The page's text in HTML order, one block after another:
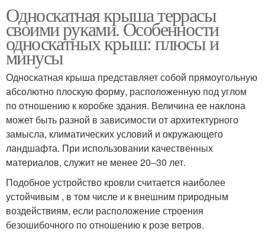
Односкатная крыша террасы
своими руками. Особенности
односкатных крыш: плюсы и
минусы
Односкатная крыша представляет собой прямоугольную
абсолютно плоскую форму, расположенную под углом
по отношению к коробке здания. Величина ее наклона
может быть разной в зависимости от архитектурного
замысла, климатических условий и окружающего
ландшафта. При использовании качественных
материалов, служит не менее 20–30 лет.
Подобное устройство кровли считается наиболее
устойчивым , в том числе и к внешним природным
воздействиям, если расположение строения
безошибочного по отношению к розе ветров.